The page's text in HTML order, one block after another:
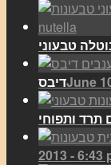
טבעוני
דיבסJune
2013 - 6:43